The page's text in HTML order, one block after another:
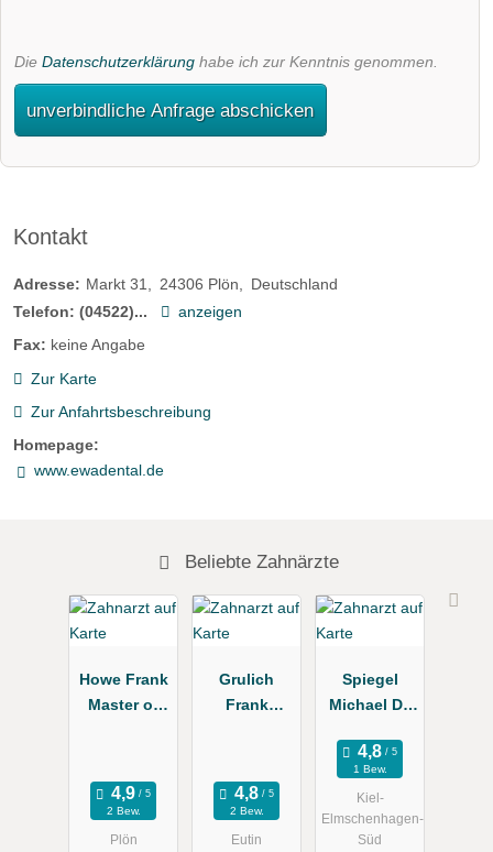
Die Datenschutzerklärung habe ich zur Kenntnis genommen.
unverbindliche Anfrage abschicken
Kontakt
Adresse: Markt 31 24306 Plön
Deutschland
Telefon: (04522)...
anzeigen
Fax: keine Angabe
Zur Karte
Zur Anfahrtsbeschreibung
Homepage:
www.ewadental.de
Beliebte Zahnärzte
Howe Frank
Master of
e Zahnarzt
2 Bew.
Plön
Grulich
Frank
xis
2 Bew.
Eutin
Spiegel
Michael Dr.
Reinhard
Zahnärzte
1 Bew.
Kiel-
Elmschenhagen-
Süd